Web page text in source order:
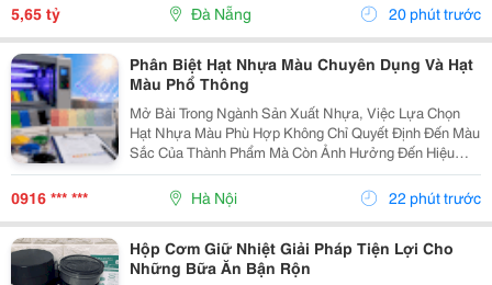
+ Dt 72M2, 2 Tầng Sạch Đẹp, 3Pn 3Wc, P Thờ, Sân...
5,65 tỷ Đà Nẵng 20 phút trước
Phân Biệt Hạt Nhựa Màu Chuyên Dụng Và Hạt
Màu Phổ Thông
Mở Bài Trong Ngành Sản Xuất Nhựa, Việc Lựa Chọn
Hạt Nhựa Màu Phù Hợp Không Chỉ Quyết Định Đến Màu
Sắc Của Thành Phẩm Mà Còn Ảnh Hưởng Đến Hiệu
Quả Gia Công, Độ Ổn Định Chất Lượng Và Chi Phí Sản
Xuất. Trên Thị Trường Hiện Nay, Hạt Nhựa Màu Được
0916 *** *** Hà Nội 22 phút trước
Hộp Cơm Giữ Nhiệt Giải Pháp Tiện Lợi Cho
Những Bữa Ăn Bận Rộn